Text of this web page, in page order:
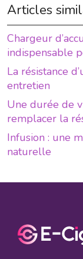
Articles
Chargeur
indispensable
La résistance
entretien
Une durée de
remplacer la
Infusion : une
naturelle